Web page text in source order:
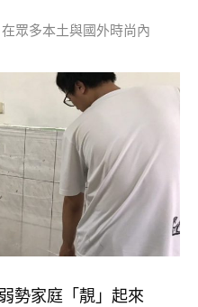
眾多本土與國外時尚內
勢家庭「靚」起來